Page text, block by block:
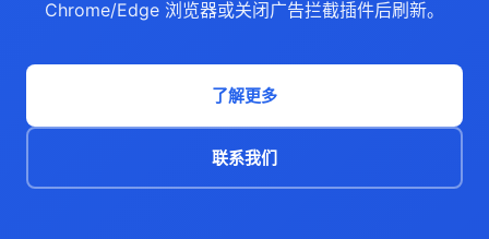
Chrome/Edge 浏览器或关闭广告拦截插件后刷新。
了解更多
联系我们